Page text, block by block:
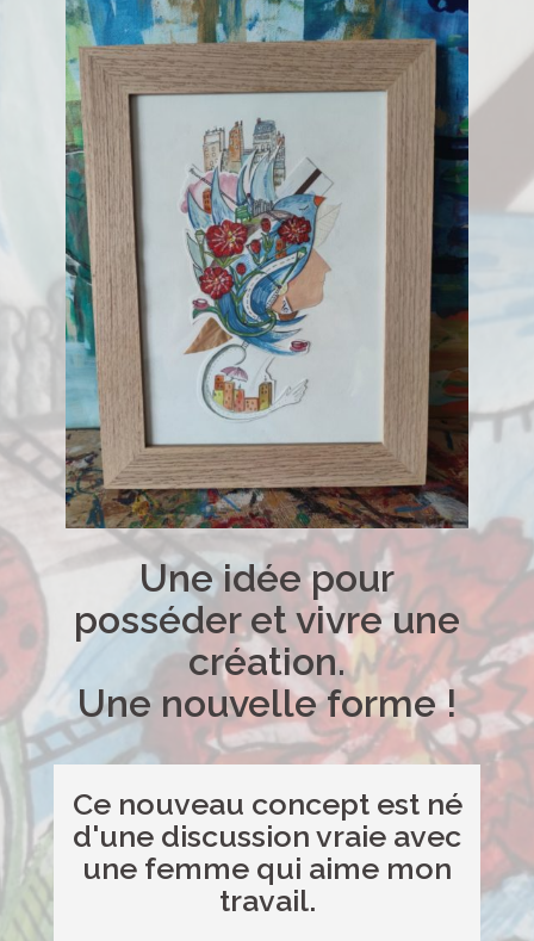
Une idée pour
posséder et vivre une
création.
Une nouvelle forme !
Ce nouveau concept est né
d'une discussion vraie avec
une femme qui aime mon
travail.